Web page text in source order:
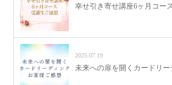
幸せ引き寄せ講座6ヶ月コー
2025.07.19
未来への扉を開くカードリー